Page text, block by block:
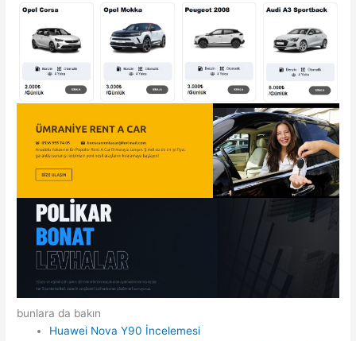
bunlara da bakın
Huawei Nova Y90 İncelemesi